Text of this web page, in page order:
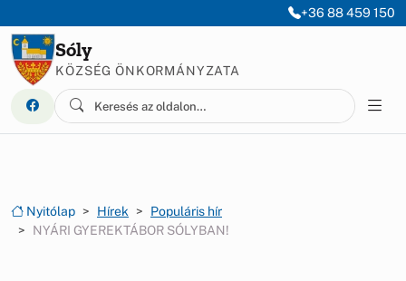
+36 88 459 150
Sóly
KÖZSÉG ÖNKORMÁNYZATA
Nyitólap Hírek
Populáris hír
NYÁRI GYEREKTÁBOR SÓLYBAN!